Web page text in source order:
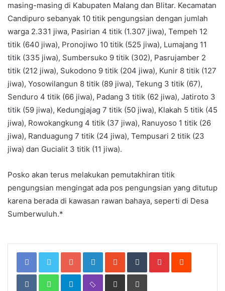
masing-masing di Kabupaten Malang dan Blitar. Kecamatan
Candipuro sebanyak 10 titik pengungsian dengan jumlah
warga 2.331 jiwa, Pasirian 4 titik (1.307 jiwa), Tempeh 12
titik (640 jiwa), Pronojiwo 10 titik (525 jiwa), Lumajang 11
titik (335 jiwa), Sumbersuko 9 titik (302), Pasrujamber 2
titik (212 jiwa), Sukodono 9 titik (204 jiwa), Kunir 8 titik (127
jiwa), Yosowilangun 8 titik (89 jiwa), Tekung 3 titik (67),
Senduro 4 titik (66 jiwa), Padang 3 titik (62 jiwa), Jatiroto 3
titik (59 jiwa), Kedungjajag 7 titik (50 jiwa), Klakah 5 titik (45
jiwa), Rowokangkung 4 titik (37 jiwa), Ranuyoso 1 titik (26
jiwa), Randuagung 7 titik (24 jiwa), Tempusari 2 titik (23
jiwa) dan Gucialit 3 titik (11 jiwa).
Posko akan terus melakukan pemutakhiran titik
pengungsian mengingat ada pos pengungsian yang ditutup
karena berada di kawasan rawan bahaya, seperti di Desa
Sumberwuluh.*
Google+LinkedInStumbleUpon
TumblrPinterestReddit
VKontakteWhatsAppTelegramViber Share
Email
Print